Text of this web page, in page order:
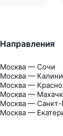
Направления
Москва — Сочи
Москва —
Москва —
Москва —
Москва — Санкт-
Москва —